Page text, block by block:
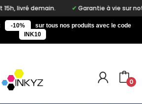
demain. Garantie à vie sur notre
-10%
sur tous nos produits avec le code
INK10
0